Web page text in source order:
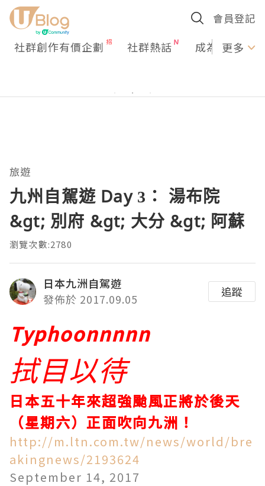
會員登記
社群創作有價企劃 社群熱話 成為U更多
旅遊
九州自駕遊 Day 3： 湯布院
&gt; 別府 &gt; 大分 &gt; 阿蘇
瀏覽次數:2780
日本九洲自駕遊
發佈於 2017.09.05
追蹤
Typhoonnnnn
拭目以待
日本五十年來超強颱風正將於後天
（星期六）正面吹向九洲！
http://m.ltn.com.tw/news/world/bre
akingnews/2193624
September 14, 2017